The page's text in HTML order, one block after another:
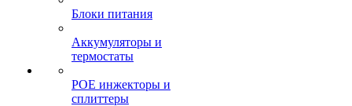
Блоки питания
Аккумуляторы и
термостаты
POE инжекторы и
сплиттеры